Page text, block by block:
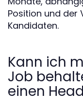
Position und der
Kandidaten.
Kann ich
Job
einen